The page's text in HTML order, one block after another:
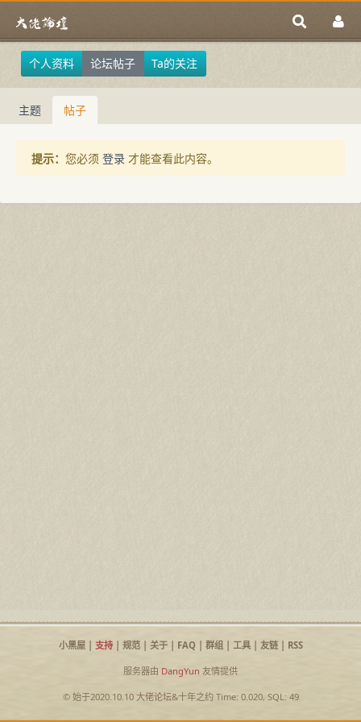
个人资料 论坛帖子 Ta的关注
主题 帖子
提示： 您必须 登录 才能查看此内容。
小黑屋| 支持| 规范| 关于| FAQ| 群组| 工具| 友链| RSS
服务器由 DangYun 友情提供
© 始于2020.10.10 大佬论坛&十年之约Time: 0.020, SQL: 49